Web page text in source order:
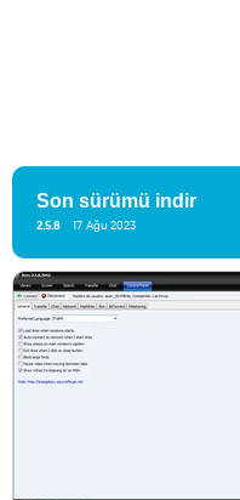
Son sürümü indir
2.5.8 17 Ağu 2023